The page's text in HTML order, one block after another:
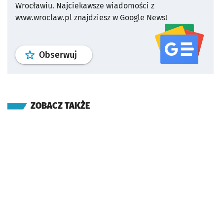
Wrocławiu. Najciekawsze wiadomości z
www.wroclaw.pl znajdziesz w Google News!
Obserwuj profil serwisu
ZOBACZ TAKŻE